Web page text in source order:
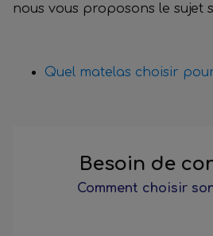
nous vous proposons le sujet
Quel matelas choisir
Besoin de
Comment choisir